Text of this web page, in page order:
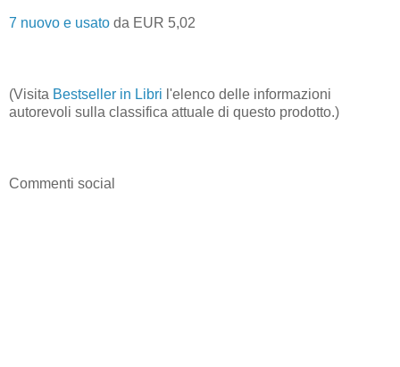
7 nuovo e usato da EUR 5,02
(Visita Bestseller in Libri l'elenco delle informazioni
autorevoli sulla classifica attuale di questo prodotto.)
Commenti social